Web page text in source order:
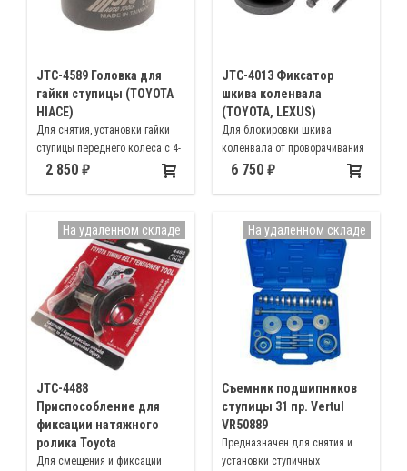
JTC-4589 Головка для
гайки ступицы (TOYOTA
HIACE)
Для снятия, установки гайки
ступицы переднего колеса с 4-
мя отверстиями автомобилей
N210, N215
2 850
JTC-4013 Фиксатор
шкива коленвала
(TOYOTA, LEXUS)
Для блокировки шкива
коленвала от проворачивания
при вкручивании/откручивании
6 750
JTC-4488
Приспособление для
фиксации натяжного
ролика Toyota
Для смещения и фиксации
На удалённом складе
Съемник подшипников
ступицы 31 пр. Vertul
VR50889
Предназначен для снятия и
установки ступичных
На удалённом складе